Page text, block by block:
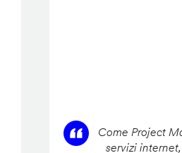
Come Project
servizi